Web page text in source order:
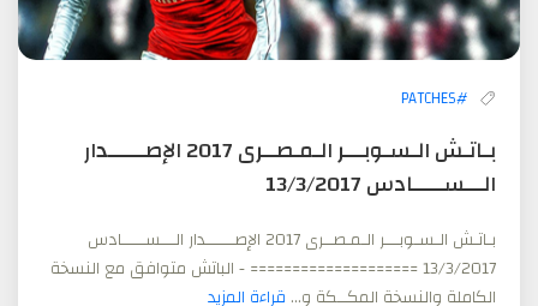
#PATCHES
بـاتـش الـسـوبـــر الـمـصــرى 2017 الإصــــــدار
الـــســـــادس 13/3/2017
بـاتـش الـسـوبـــر الـمـصــرى 2017 الإصــــــدار الـــســـــادس
13/3/2017 ==================== - الباتش متوافق مع النسخة
الكاملة والنسخة المكــكة و... قراءة المزيد